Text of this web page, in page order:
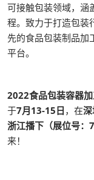
可接触包装领域，涵
程。致力于打造包装
先的食品包装制品加
平台。
2022食品包装容器加
于7月13-15日 ，在深
浙江播下（展位号：
来！